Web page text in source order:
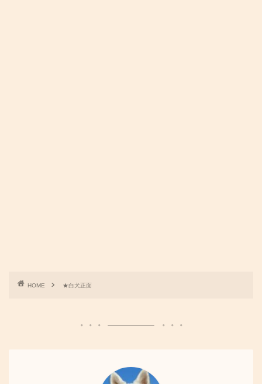
HOME ★白犬正面